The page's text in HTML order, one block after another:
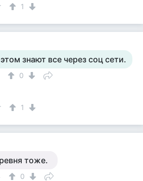
1
знают все через соц сети.
0
1
тоже.
0